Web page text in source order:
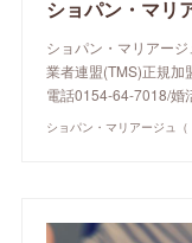
ショパン・マリアー
業者連盟(TMS)正規
電話0154-64-7018/婚